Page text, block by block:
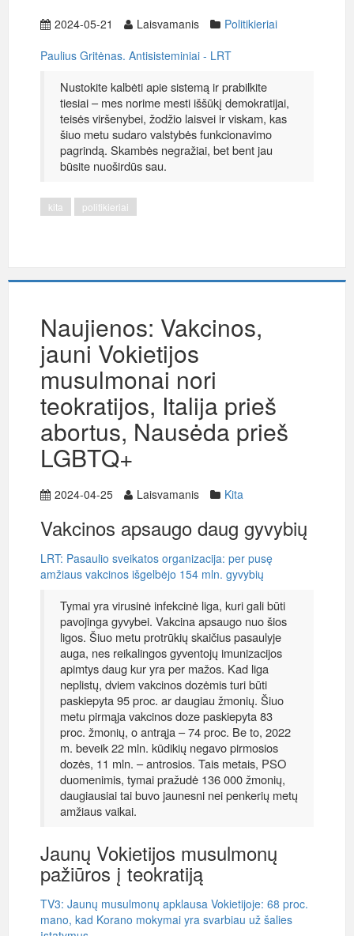
2024-05-21 Laisvamanis
Politikieriai
Paulius Gritėnas. Antisisteminiai - LRT
Nustokite kalbėti apie sistemą ir prabilkite
tiesiai – mes norime mesti iššūkį demokratijai,
teisės viršenybei, žodžio laisvei ir viskam, kas
šiuo metu sudaro valstybės funkcionavimo
pagrindą. Skambės negražiai, bet bent jau
būsite nuoširdūs sau.
kita politikieriai
Naujienos: Vakcinos,
jauni Vokietijos
musulmonai nori
teokratijos, Italija prieš
abortus, Nausėda prieš
LGBTQ+
2024-04-25 Laisvamanis Kita
Vakcinos apsaugo daug gyvybių
LRT: Pasaulio sveikatos organizacija: per pusę
amžiaus vakcinos išgelbėjo 154 mln. gyvybių
Tymai yra virusinė infekcinė liga, kuri gali būti
pavojinga gyvybei. Vakcina apsaugo nuo šios
ligos. Šiuo metu protrūkių skaičius pasaulyje
auga, nes reikalingos gyventojų imunizacijos
apimtys daug kur yra per mažos. Kad liga
neplistų, dviem vakcinos dozėmis turi būti
paskiepyta 95 proc. ar daugiau žmonių. Šiuo
metu pirmąja vakcinos doze paskiepyta 83
proc. žmonių, o antrąja – 74 proc. Be to, 2022
m. beveik 22 mln. kūdikių negavo pirmosios
dozės, 11 mln. – antrosios. Tais metais, PSO
duomenimis, tymai pražudė 136 000 žmonių,
daugiausiai tai buvo jaunesni nei penkerių metų
amžiaus vaikai.
Jaunų Vokietijos musulmonų
pažiūros į teokratiją
TV3: Jaunų musulmonų apklausa Vokietijoje: 68 proc.
mano, kad Korano mokymai yra svarbiau už šalies